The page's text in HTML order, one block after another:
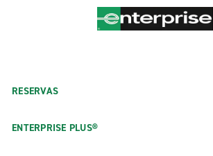
RESERVAS
ENTERPRISE PLUS®